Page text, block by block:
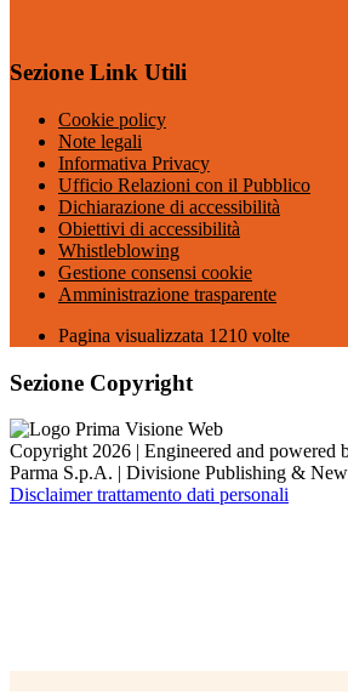
Sezione Link Utili
Cookie policy
Note legali
Informativa Privacy
Ufficio Relazioni con il Pubblico
Dichiarazione di accessibilità
Obiettivi di accessibilità
Whistleblowing
Gestione consensi cookie
Amministrazione trasparente
Pagina visualizzata 1210 volte
Sezione Copyright
Copyright 2026 | Engineered and powered
Parma S.p.A. | Divisione Publishing &
Disclaimer trattamento dati personali